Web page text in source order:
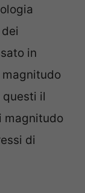
in
il
magnitudo
di